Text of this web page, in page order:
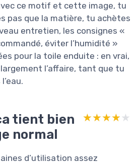
ce motif et cette image, tu
pas que la matière, tu achètes
entretien, les consignes «
éviter l’humidité »
pour la toile enduite : en vrai,
l’affaire, tant que tu
tient bien
normal
★★★★★
★★★★★
d’utilisation assez